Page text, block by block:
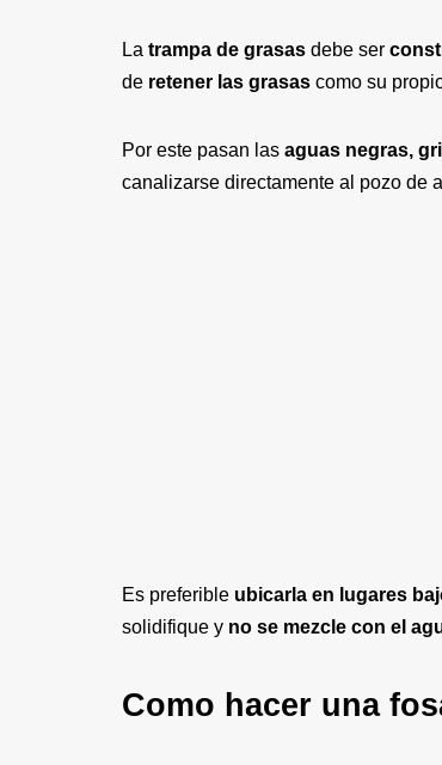
La trampa de grasas debe ser
de retener las grasas como su
Por este pasan las aguas negras,
canalizarse directamente al pozo de
Es preferible ubicarla en lugares
solidifique y no se mezcle con el
Como hacer una